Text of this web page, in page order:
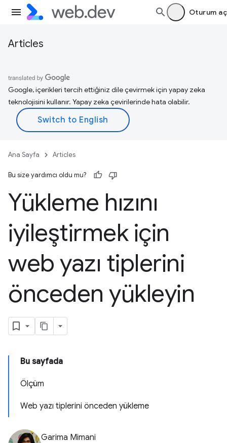
Oturum aç
Articles
Google, içerikleri tercih ettiğiniz dile çevirmek için yapay zeka
teknolojisini kullanır. Yapay zeka çevirilerinde hata olabilir.
Ana Sayfa Articles
Bu size yardımcı oldu mu?
Yükleme hızını
iyileştirmek için
web yazı tiplerini
önceden yükleyin
Bu sayfada
Ölçüm
Web yazı tiplerini önceden yükleme
Garima Mimani